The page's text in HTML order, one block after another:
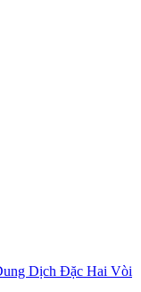
Dịch Đặc Hai Vòi